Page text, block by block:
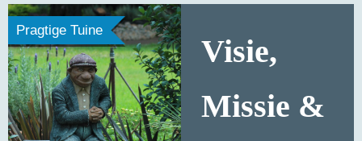
Pragtige Tuine
Visie,
Missie &